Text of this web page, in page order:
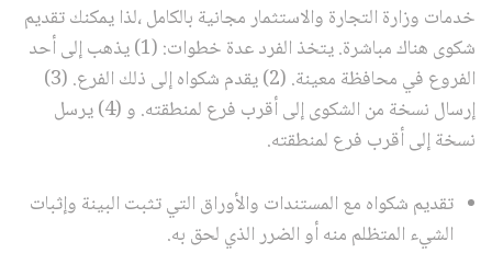
خدمات وزارة التجارة والاستثمار مجانية بالكامل ،لذا يمكنك تقديم
شكوى هناك مباشرة. يتخذ الفرد عدة خطوات: (1) يذهب إلى أحد
الفروع في محافظة معينة. (2) يقدم شكواه إلى ذلك الفرع. (3)
إرسال نسخة من الشكوى إلى أقرب فرع لمنطقته. و (4) يرسل
نسخة إلى أقرب فرع لمنطقته.
تقديم شكواه مع المستندات والأوراق التي تثبت البينة وإثبات
الشيء المتظلم منه أو الضرر الذي لحق به.